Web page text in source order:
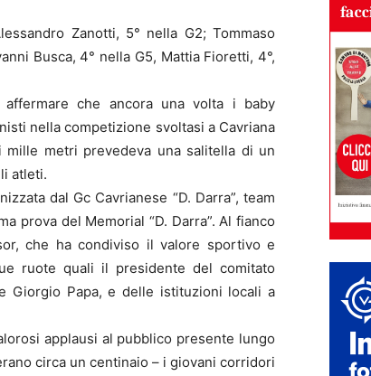
Zanotti, 5° nella G2; Tommaso
Busca, 4° nella G5, Mattia Fioretti, 4°,
che ancora una volta i baby
nella competizione svoltasi a Cavriana
metri prevedeva una salitella di un
atleti.
dal Gc Cavrianese “D. Darra”, team
prova del Memorial “D. Darra”. Al fianco
che ha condiviso il valore sportivo e
ruote quali il presidente del comitato
Giorgio Papa, e delle istituzioni locali a
applausi al pubblico presente lungo
circa un centinaio – i giovani corridori